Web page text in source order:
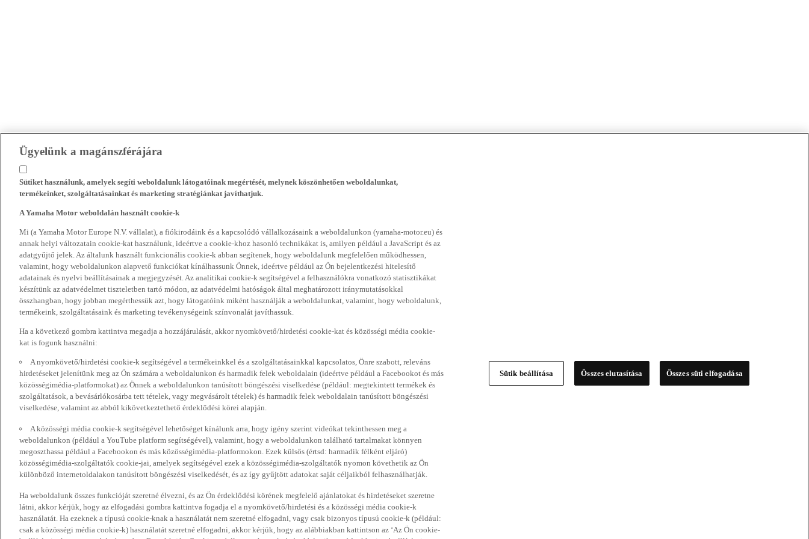
Ügyelünk a magánszférájára
Sütiket használunk, amelyek segíti weboldalunk látogatóinak megértését, melynek köszönhetően weboldalunkat,
termékeinket, szolgáltatásainkat és marketing stratégiánkat javíthatjuk.
A Yamaha Motor weboldalán használt cookie-k
Mi (a Yamaha Motor Europe N.V. vállalat), a fiókirodáink és a kapcsolódó vállalkozásaink a weboldalunkon (yamaha-motor.eu) és
annak helyi változatain cookie-kat használunk, ideértve a cookie-khoz hasonló technikákat is, amilyen például a JavaScript és az
adatgyűjtő jelek. Az általunk használt funkcionális cookie-k abban segítenek, hogy weboldalunk megfelelően működhessen,
valamint, hogy weboldalunkon alapvető funkciókat kínálhassunk Önnek, ideértve például az Ön bejelentkezési hitelesítő
adatainak és nyelvi beállításainak a megjegyzését. Az analitikai cookie-k segítségével a felhasználókra vonatkozó statisztikákat
készítünk az adatvédelmet tiszteletben tartó módon, az adatvédelmi hatóságok által meghatározott iránymutatásokkal
összhangban, hogy jobban megérthessük azt, hogy látogatóink miként használják a weboldalunkat, valamint, hogy weboldalunk,
termékeink, szolgáltatásaink és marketing tevékenységeink színvonalát javíthassuk.
Ha a következő gombra kattintva megadja a hozzájárulását, akkor nyomkövető/hirdetési cookie-kat és közösségi média cookie-
kat is fogunk használni:
A nyomkövető/hirdetési cookie-k segítségével a termékeinkkel és a szolgáltatásainkkal kapcsolatos, Önre szabott, releváns
hirdetéseket jelenítünk meg az Ön számára a weboldalunkon és harmadik felek weboldalain (ideértve például a Facebookot és más
közösségimédia-platformokat) az Önnek a weboldalunkon tanúsított böngészési viselkedése (például: megtekintett termékek és
szolgáltatások, a bevásárlókosárba tett tételek, vagy megvásárolt tételek) és harmadik felek weboldalain tanúsított böngészési
viselkedése, valamint az abból kikövetkeztethető érdeklődési körei alapján.
A közösségi média cookie-k segítségével lehetőséget kínálunk arra, hogy igény szerint videókat tekinthessen meg a
weboldalunkon (például a YouTube platform segítségével), valamint, hogy a weboldalunkon található tartalmakat könnyen
megoszthassa például a Facebookon és más közösségimédia-platformokon. Ezek külsős (értsd: harmadik félként eljáró)
közösségimédia-szolgáltatók cookie-jai, amelyek segítségével ezek a közösségimédia-szolgáltatók nyomon követhetik az Ön
különböző internetoldalakon tanúsított böngészési viselkedését, és az így gyűjtött adatokat saját céljaikból felhasználhatják.
Ha weboldalunk összes funkcióját szeretné élvezni, és az Ön érdeklődési körének megfelelő ajánlatokat és hirdetéseket szeretne
látni, akkor kérjük, hogy az elfogadási gombra kattintva fogadja el a nyomkövető/hirdetési és a közösségi média cookie-k
használatát. Ha ezeknek a típusú cookie-knak a használatát nem szeretné elfogadni, vagy csak bizonyos típusú cookie-k (például:
csak a közösségi média cookie-k) használatát szeretné elfogadni, akkor kérjük, hogy az alábbiakban kattintson az ‘Az Ön cookie-
Sütik beállítása Összes elutasítása Összes süti elfogadása